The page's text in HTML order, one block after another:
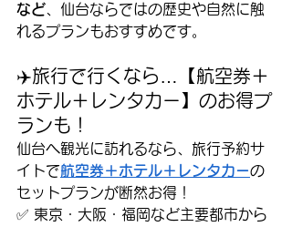
など 、仙台ならではの歴史や自然に触
れるプランもおすすめです。
✈️旅行で行くなら…【航空券＋
ホテル＋レンタカー】のお得プ
ランも！
仙台へ観光に訪れるなら、旅行予約サ
イトで航空券＋ホテル＋レンタカーの
セットプランが断然お得！
✅ 東京・大阪・福岡など主要都市から